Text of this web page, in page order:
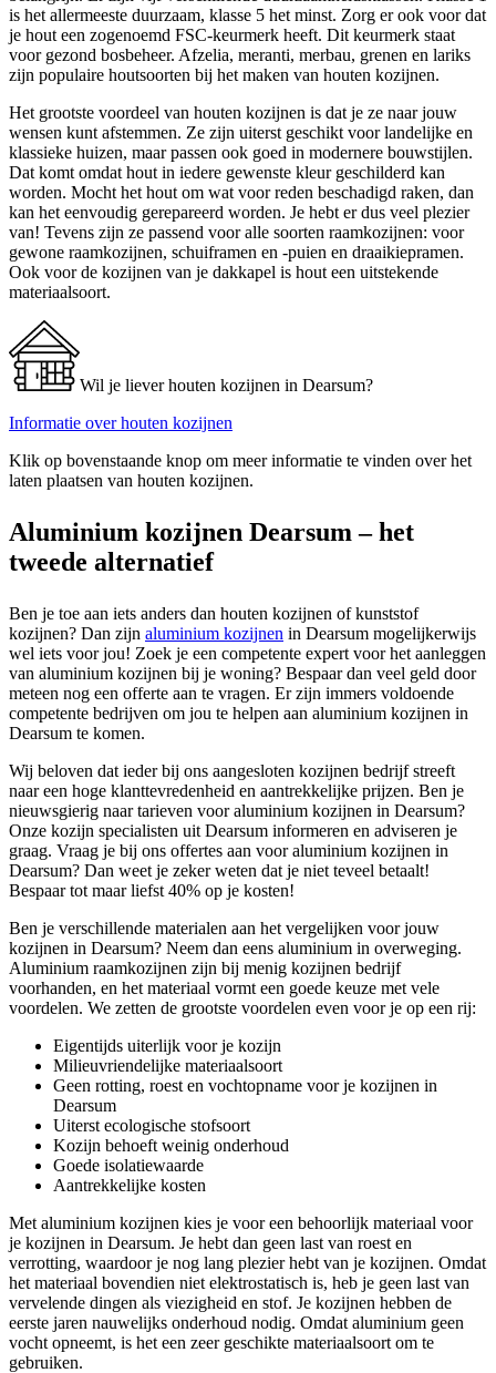
is het allermeeste duurzaam, klasse 5 het minst. Zorg er ook voor dat
je hout een zogenoemd FSC-keurmerk heeft. Dit keurmerk staat
voor gezond bosbeheer. Afzelia, meranti, merbau, grenen en lariks
zijn populaire houtsoorten bij het maken van houten kozijnen.
Het grootste voordeel van houten kozijnen is dat je ze naar jouw
wensen kunt afstemmen. Ze zijn uiterst geschikt voor landelijke en
klassieke huizen, maar passen ook goed in modernere bouwstijlen.
Dat komt omdat hout in iedere gewenste kleur geschilderd kan
worden. Mocht het hout om wat voor reden beschadigd raken, dan
kan het eenvoudig gerepareerd worden. Je hebt er dus veel plezier
van! Tevens zijn ze passend voor alle soorten raamkozijnen: voor
gewone raamkozijnen, schuiframen en -puien en draaikiepramen.
Ook voor de kozijnen van je dakkapel is hout een uitstekende
materiaalsoort.
Wil je liever houten kozijnen in Dearsum?
Informatie over houten kozijnen
Klik op bovenstaande knop om meer informatie te vinden over het
laten plaatsen van houten kozijnen.
Aluminium kozijnen Dearsum – het
tweede alternatief
Ben je toe aan iets anders dan houten kozijnen of kunststof
kozijnen? Dan zijn aluminium kozijnen in Dearsum mogelijkerwijs
wel iets voor jou! Zoek je een competente expert voor het aanleggen
van aluminium kozijnen bij je woning? Bespaar dan veel geld door
meteen nog een offerte aan te vragen. Er zijn immers voldoende
competente bedrijven om jou te helpen aan aluminium kozijnen in
Dearsum te komen.
Wij beloven dat ieder bij ons aangesloten kozijnen bedrijf streeft
naar een hoge klanttevredenheid en aantrekkelijke prijzen. Ben je
nieuwsgierig naar tarieven voor aluminium kozijnen in Dearsum?
Onze kozijn specialisten uit Dearsum informeren en adviseren je
graag. Vraag je bij ons offertes aan voor aluminium kozijnen in
Dearsum? Dan weet je zeker weten dat je niet teveel betaalt!
Bespaar tot maar liefst 40% op je kosten!
Ben je verschillende materialen aan het vergelijken voor jouw
kozijnen in Dearsum? Neem dan eens aluminium in overweging.
Aluminium raamkozijnen zijn bij menig kozijnen bedrijf
voorhanden, en het materiaal vormt een goede keuze met vele
voordelen. We zetten de grootste voordelen even voor je op een rij:
Eigentijds uiterlijk voor je kozijn
Milieuvriendelijke materiaalsoort
Geen rotting, roest en vochtopname voor je kozijnen in
Dearsum
Uiterst ecologische stofsoort
Kozijn behoeft weinig onderhoud
Goede isolatiewaarde
Aantrekkelijke kosten
Met aluminium kozijnen kies je voor een behoorlijk materiaal voor
je kozijnen in Dearsum. Je hebt dan geen last van roest en
verrotting, waardoor je nog lang plezier hebt van je kozijnen. Omdat
het materiaal bovendien niet elektrostatisch is, heb je geen last van
vervelende dingen als viezigheid en stof. Je kozijnen hebben de
eerste jaren nauwelijks onderhoud nodig. Omdat aluminium geen
vocht opneemt, is het een zeer geschikte materiaalsoort om te
gebruiken.